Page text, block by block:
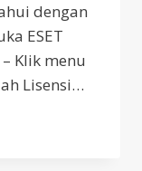
dengan
ESET
Klik menu
Lisensi…